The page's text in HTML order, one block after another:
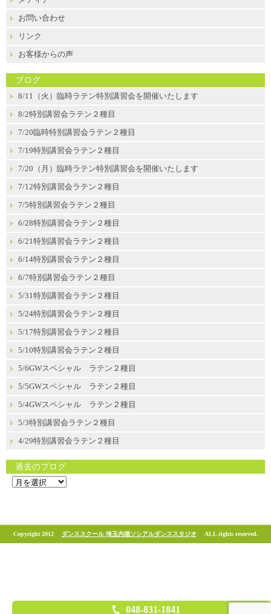
お問い合わせ
リンク
お客様からの声
ブログ
8/11（火）臨時ラテン特別講習会を開催いたします
8/2特別講習会ラテン２種目
7/20臨時特別講習会ラテン２種目
7/19特別講習会ラテン２種目
7/20（月）臨時ラテン特別講習会を開催いたします
7/12特別講習会ラテン２種目
7/5特別講習会ラテン２種目
6/28特別講習会ラテン２種目
6/21特別講習会ラテン２種目
6/14特別講習会ラテン２種目
6/7特別講習会ラテン２種目
5/31特別講習会ラテン２種目
5/24特別講習会ラテン２種目
5/17特別講習会ラテン２種目
5/10特別講習会ラテン２種目
5/6GWスペシャル ラテン２種目
5/5GWスペシャル ラテン２種目
5/4GWスペシャル ラテン２種目
5/3特別講習会ラテン２種目
4/29特別講習会ラテン２種目
過去のブログ
過
去
ロ
Copyright 2012 ダンススクール 埼玉内堀ソシアルダンススタジオALL rights reserved.
048-831-1841